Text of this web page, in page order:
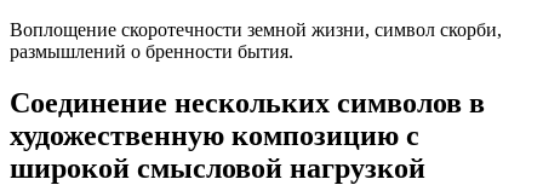
Воплощение скоротечности земной жизни, символ скорби,
размышлений о бренности бытия.
Соединение нескольких символов в
художественную композицию с
широкой смысловой нагрузкой